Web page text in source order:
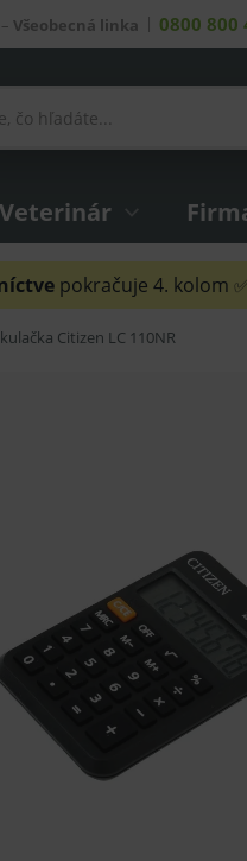
– Všeobecná linka 0800 800
Veterinár
pokračuje 4. kolom
Citizen LC 110NR